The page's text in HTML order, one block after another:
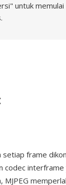
untuk memulai
setiap frame
codec interframe